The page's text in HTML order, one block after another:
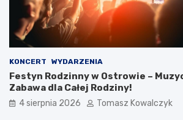
KONCERT WYDARZENIA
Festyn Rodzinny w Ostrowie –
Zabawa dla Całej Rodziny!
4 sierpnia 2026 Tomasz Kowalczyk